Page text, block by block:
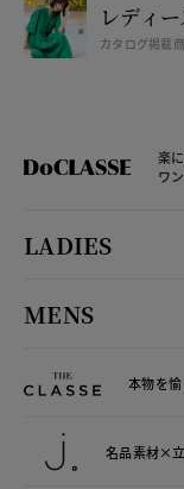
レディ
カタログ掲載
楽
ワ
LADIES
MENS
本物を
名品素材×